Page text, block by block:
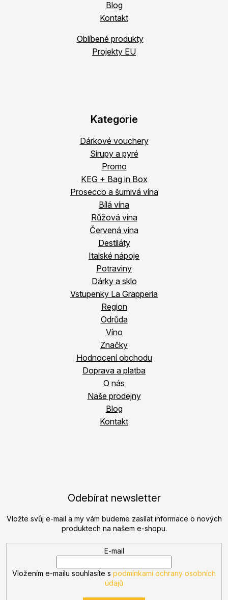
Blog
Kontakt
Oblíbené produkty
Projekty EU
Kategorie
Dárkové vouchery
Sirupy a pyré
Promo
KEG + Bag in Box
Prosecco a šumivá vína
Bílá vína
Růžová vína
Červená vína
Destiláty
Italské nápoje
Potraviny
Dárky a sklo
Vstupenky La Grapperia
Region
Odrůda
Víno
Značky
Hodnocení obchodu
Doprava a platba
O nás
Naše prodejny
Blog
Kontakt
Odebírat newsletter
Vložte svůj e-mail a my vám budeme zasílat informace o nových
produktech na našem e-shopu.
E-mail
Vložením e-mailu souhlasíte s podmínkami ochrany osobních
údajů